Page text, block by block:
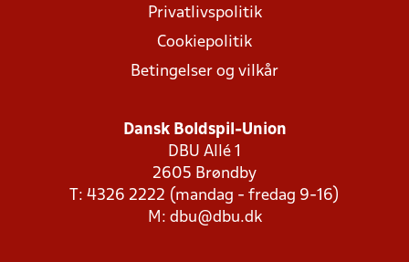
Privatlivspolitik
Cookiepolitik
Betingelser og vilkår
Dansk Boldspil-Union
DBU Allé 1
2605 Brøndby
T: 4326 2222 (mandag - fredag 9-16)
M: dbu@dbu.dk